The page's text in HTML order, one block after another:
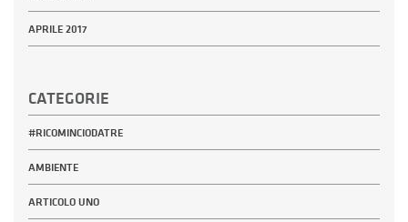
APRILE 2017
CATEGORIE
#RICOMINCIODATRE
AMBIENTE
ARTICOLO UNO